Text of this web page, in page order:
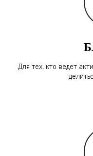
Для тех, кто ведет